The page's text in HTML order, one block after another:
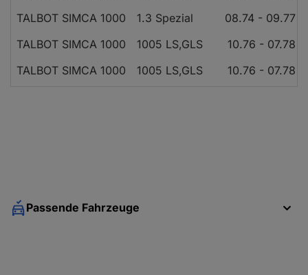
TALBOT SIMCA 1000
1.3 Spezial
08.74 - 09.77
TALBOT SIMCA 1000
1005 LS,GLS
10.76 - 07.78
TALBOT SIMCA 1000
1005 LS,GLS
10.76 - 07.78
Passende Fahrzeuge